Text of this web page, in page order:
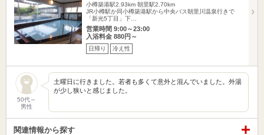
小樽築港駅2.93km 朝里駅2.70km
JR小樽駅か同小樽築港駅から中央バス朝里川温泉行きで
「新光5丁目」下…
営業時間 9:00～23:00
入浴料金 880円～
日帰り 冷え性
50代～
男性
土曜日に行きました。若者も多くて意外と混んでいました。外湯
が少し狭いと感じました。
関連情報から探す